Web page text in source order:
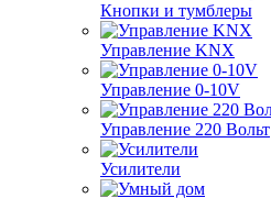
Кнопки и тумблеры
Управление KNX
Управление 0-10V
Управление 220 Вольт
Усилители